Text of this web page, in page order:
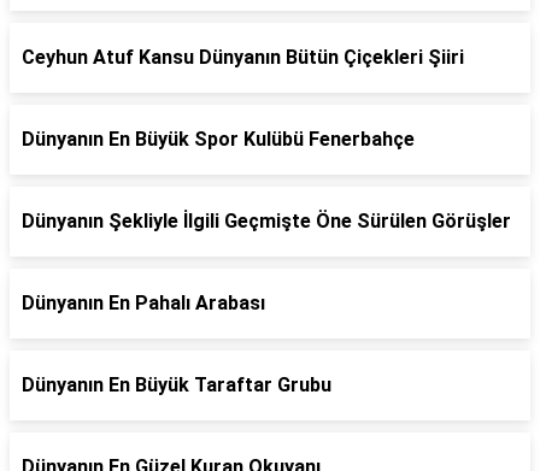
Ceyhun Atuf Kansu Dünyanın Bütün Çiçekleri Şiiri
Dünyanın En Büyük Spor Kulübü Fenerbahçe
Dünyanın Şekliyle İlgili Geçmişte Öne Sürülen Görüşler
Dünyanın En Pahalı Arabası
Dünyanın En Büyük Taraftar Grubu